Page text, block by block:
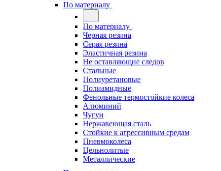
По материалу
По материалу
Черная резина
Серая резина
Эластичная резина
Не оставляющие следов
Стальные
Полиуретановые
Полиамидные
Фенольные термостойкие колеса
Алюминий
Чугун
Нержавеющая сталь
Стойкие к агрессивным средам
Пневмоколеса
Цельнолитые
Металлические